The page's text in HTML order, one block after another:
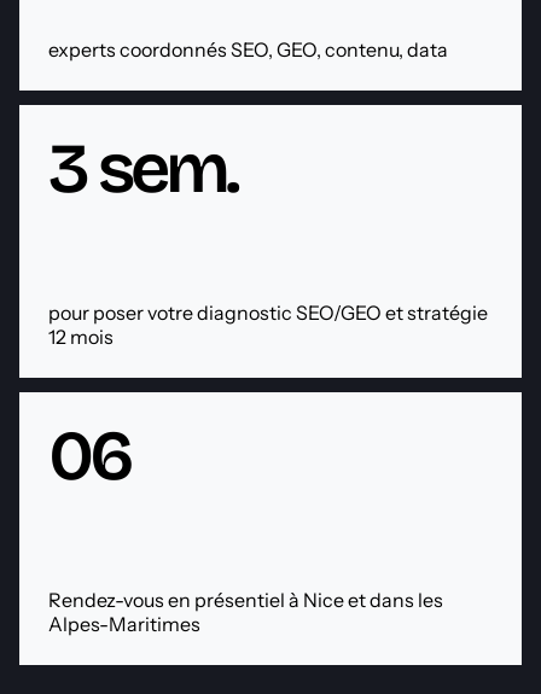
experts coordonnés SEO, GEO, contenu, data
3 sem.
pour poser votre diagnostic SEO/GEO et stratégie
12 mois
06
Rendez-vous en présentiel à Nice et dans les
Alpes-Maritimes